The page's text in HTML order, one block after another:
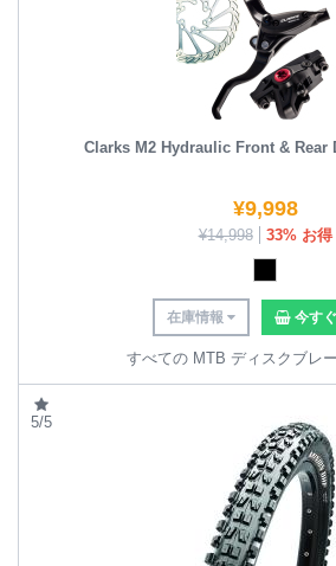
Clarks M2 Hydraulic Front & Rear
¥9,998
¥14,998 33% お得
在庫情報 今す
すべての MTB ディスクブレ
5/5